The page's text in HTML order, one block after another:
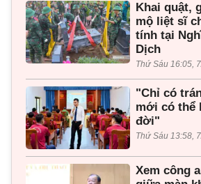
Khai quật,
mộ liệt sĩ
tính tại
Dịch
Thứ Sáu 16:05,
"Chỉ có
mới có thể
đời"
Thứ Sáu 13:58,
Xem công